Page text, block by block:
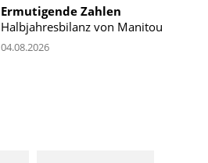
Ermutigende Zahlen
Halbjahresbilanz von Manitou
04.08.2026